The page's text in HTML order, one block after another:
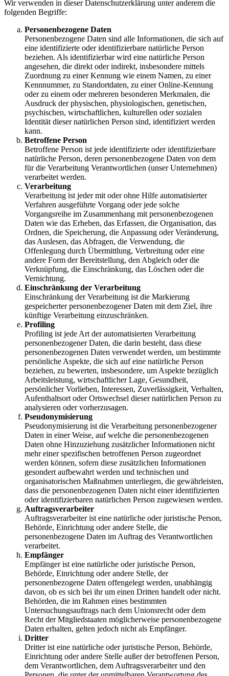
Wir verwenden in dieser Datenschutzerklärung unter anderem die
folgenden Begriffe:
Personenbezogene Daten
Personenbezogene Daten sind alle Informationen, die sich auf
eine identifizierte oder identifizierbare natürliche Person
beziehen. Als identifizierbar wird eine natürliche Person
angesehen, die direkt oder indirekt, insbesondere mittels
Zuordnung zu einer Kennung wie einem Namen, zu einer
Kennnummer, zu Standortdaten, zu einer Online-Kennung
oder zu einem oder mehreren besonderen Merkmalen, die
Ausdruck der physischen, physiologischen, genetischen,
psychischen, wirtschaftlichen, kulturellen oder sozialen
Identität dieser natürlichen Person sind, identifiziert werden
kann.
Betroffene Person
Betroffene Person ist jede identifizierte oder identifizierbare
natürliche Person, deren personenbezogene Daten von dem
für die Verarbeitung Verantwortlichen (unser Unternehmen)
verarbeitet werden.
Verarbeitung
Verarbeitung ist jeder mit oder ohne Hilfe automatisierter
Verfahren ausgeführte Vorgang oder jede solche
Vorgangsreihe im Zusammenhang mit personenbezogenen
Daten wie das Erheben, das Erfassen, die Organisation, das
Ordnen, die Speicherung, die Anpassung oder Veränderung,
das Auslesen, das Abfragen, die Verwendung, die
Offenlegung durch Übermittlung, Verbreitung oder eine
andere Form der Bereitstellung, den Abgleich oder die
Verknüpfung, die Einschränkung, das Löschen oder die
Vernichtung.
Einschränkung der Verarbeitung
Einschränkung der Verarbeitung ist die Markierung
gespeicherter personenbezogener Daten mit dem Ziel, ihre
künftige Verarbeitung einzuschränken.
Profiling
Profiling ist jede Art der automatisierten Verarbeitung
personenbezogener Daten, die darin besteht, dass diese
personenbezogenen Daten verwendet werden, um bestimmte
persönliche Aspekte, die sich auf eine natürliche Person
beziehen, zu bewerten, insbesondere, um Aspekte bezüglich
Arbeitsleistung, wirtschaftlicher Lage, Gesundheit,
persönlicher Vorlieben, Interessen, Zuverlässigkeit, Verhalten,
Aufenthaltsort oder Ortswechsel dieser natürlichen Person zu
analysieren oder vorherzusagen.
Pseudonymisierung
Pseudonymisierung ist die Verarbeitung personenbezogener
Daten in einer Weise, auf welche die personenbezogenen
Daten ohne Hinzuziehung zusätzlicher Informationen nicht
mehr einer spezifischen betroffenen Person zugeordnet
werden können, sofern diese zusätzlichen Informationen
gesondert aufbewahrt werden und technischen und
organisatorischen Maßnahmen unterliegen, die gewährleisten,
dass die personenbezogenen Daten nicht einer identifizierten
oder identifizierbaren natürlichen Person zugewiesen werden.
Auftragsverarbeiter
Auftragsverarbeiter ist eine natürliche oder juristische Person,
Behörde, Einrichtung oder andere Stelle, die
personenbezogene Daten im Auftrag des Verantwortlichen
verarbeitet.
Empfänger
Empfänger ist eine natürliche oder juristische Person,
Behörde, Einrichtung oder andere Stelle, der
personenbezogene Daten offengelegt werden, unabhängig
davon, ob es sich bei ihr um einen Dritten handelt oder nicht.
Behörden, die im Rahmen eines bestimmten
Untersuchungsauftrags nach dem Unionsrecht oder dem
Recht der Mitgliedstaaten möglicherweise personenbezogene
Daten erhalten, gelten jedoch nicht als Empfänger.
Dritter
Dritter ist eine natürliche oder juristische Person, Behörde,
Einrichtung oder andere Stelle außer der betroffenen Person,
dem Verantwortlichen, dem Auftragsverarbeiter und den